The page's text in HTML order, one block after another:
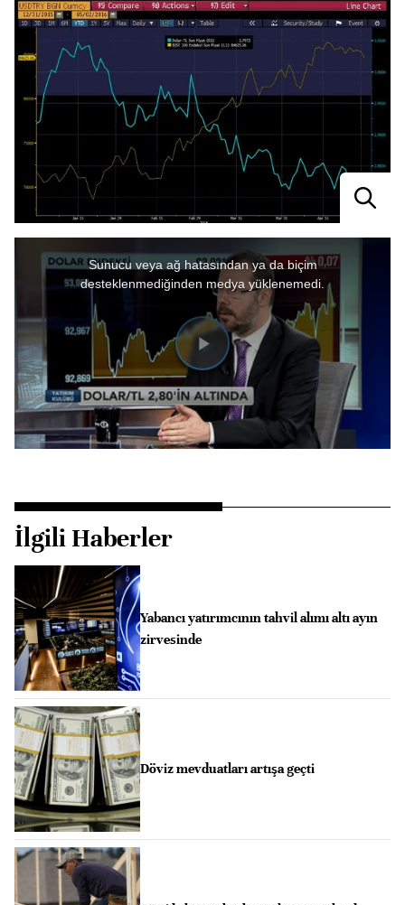
Videoyu
Oynat
window.
Sunucu veya ağ hatasından ya da biçim
desteklenmediğinden medya yüklenemedi.
İlgili Haberler
Yabancı yatırımcının tahvil alımı altı ayın
zirvesinde
Döviz mevduatları artışa geçti